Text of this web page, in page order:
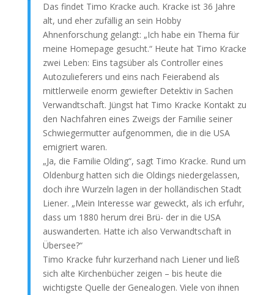
Das findet Timo Kracke auch. Kracke ist 36 Jahre
alt, und eher zufällig an sein Hobby
Ahnenforschung gelangt: „Ich habe ein Thema für
meine Homepage gesucht.“ Heute hat Timo Kracke
zwei Leben: Eins tagsüber als Controller eines
Autozulieferers und eins nach Feierabend als
mittlerweile enorm gewiefter Detektiv in Sachen
Verwandtschaft. Jüngst hat Timo Kracke Kontakt zu
den Nachfahren eines Zweigs der Familie seiner
Schwiegermutter aufgenommen, die in die USA
emigriert waren.
„Ja, die Familie Olding“, sagt Timo Kracke. Rund um
Oldenburg hatten sich die Oldings niedergelassen,
doch ihre Wurzeln lagen in der holländischen Stadt
Liener. „Mein Interesse war geweckt, als ich erfuhr,
dass um 1880 herum drei Brü- der in die USA
auswanderten. Hatte ich also Verwandtschaft in
Übersee?“
Timo Kracke fuhr kurzerhand nach Liener und ließ
sich alte Kirchenbücher zeigen – bis heute die
wichtigste Quelle der Genealogen. Viele von ihnen